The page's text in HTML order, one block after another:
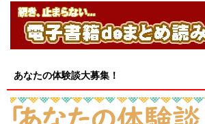
あなたの体験談大募集！